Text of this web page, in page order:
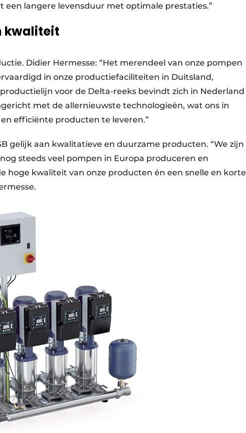
langere levensduur met optimale prestaties.”
kwaliteit
Didier Hermesse: “Het merendeel van onze pompen
in onze productiefaciliteiten in Duitsland,
voor de Delta-reeks bevindt zich in Nederland
met de allernieuwste technologieën, wat ons in
efficiënte producten te leveren.”
gelijk aan kwalitatieve en duurzame producten. “We zijn
steeds veel pompen in Europa produceren en
hoge kwaliteit van onze producten én een snelle en korte